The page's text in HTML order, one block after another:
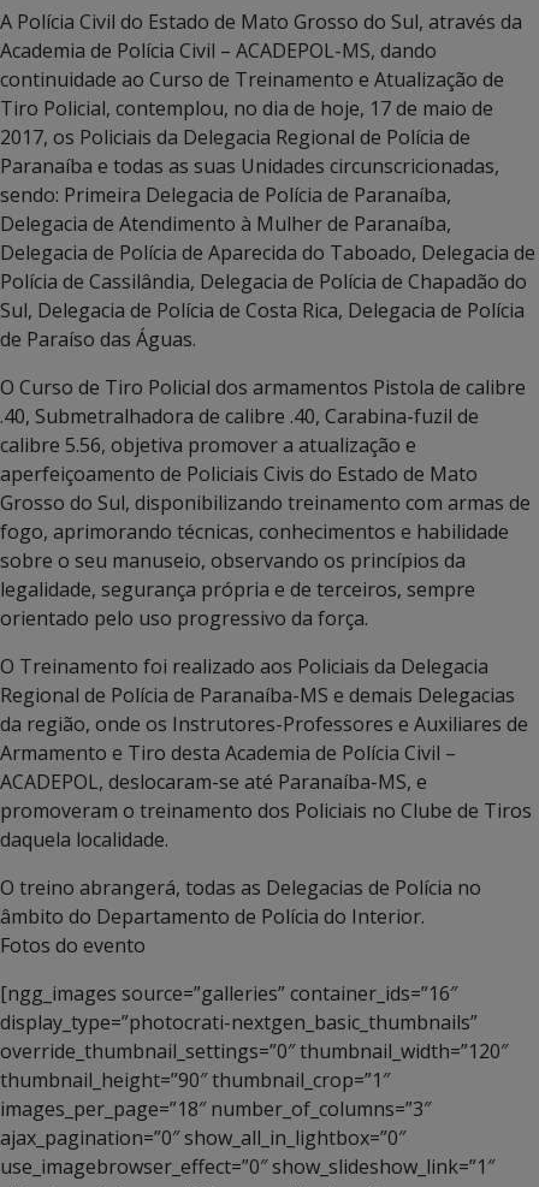
A Polícia Civil do Estado de Mato Grosso do Sul, através da
Academia de Polícia Civil – ACADEPOL-MS, dando
continuidade ao Curso de Treinamento e Atualização de
Tiro Policial, contemplou, no dia de hoje, 17 de maio de
2017, os Policiais da Delegacia Regional de Polícia de
Paranaíba e todas as suas Unidades circunscricionadas,
sendo: Primeira Delegacia de Polícia de Paranaíba,
Delegacia de Atendimento à Mulher de Paranaíba,
Delegacia de Polícia de Aparecida do Taboado, Delegacia de
Polícia de Cassilândia, Delegacia de Polícia de Chapadão do
Sul, Delegacia de Polícia de Costa Rica, Delegacia de Polícia
de Paraíso das Águas.
O Curso de Tiro Policial dos armamentos Pistola de calibre
.40, Submetralhadora de calibre .40, Carabina-fuzil de
calibre 5.56, objetiva promover a atualização e
aperfeiçoamento de Policiais Civis do Estado de Mato
Grosso do Sul, disponibilizando treinamento com armas de
fogo, aprimorando técnicas, conhecimentos e habilidade
sobre o seu manuseio, observando os princípios da
legalidade, segurança própria e de terceiros, sempre
orientado pelo uso progressivo da força.
O Treinamento foi realizado aos Policiais da Delegacia
Regional de Polícia de Paranaíba-MS e demais Delegacias
da região, onde os Instrutores-Professores e Auxiliares de
Armamento e Tiro desta Academia de Polícia Civil –
ACADEPOL, deslocaram-se até Paranaíba-MS, e
promoveram o treinamento dos Policiais no Clube de Tiros
daquela localidade.
O treino abrangerá, todas as Delegacias de Polícia no
âmbito do Departamento de Polícia do Interior.
Fotos do evento
[ngg_images source=”galleries” container_ids=”16″
display_type=”photocrati-nextgen_basic_thumbnails”
override_thumbnail_settings=”0″ thumbnail_width=”120″
thumbnail_height=”90″ thumbnail_crop=”1″
images_per_page=”18″ number_of_columns=”3″
ajax_pagination=”0″ show_all_in_lightbox=”0″
use_imagebrowser_effect=”0″ show_slideshow_link=”1″